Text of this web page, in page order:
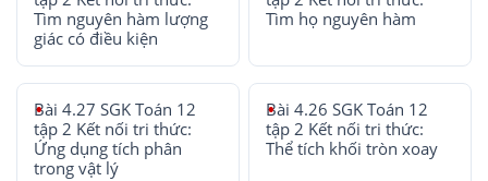
Tìm nguyên hàm lượng
giác có điều kiện
Tìm họ nguyên hàm
Bài 4.27 SGK Toán 12
tập 2 Kết nối tri thức:
Ứng dụng tích phân
trong vật lý
Bài 4.26 SGK Toán 12
tập 2 Kết nối tri thức:
Thể tích khối tròn xoay